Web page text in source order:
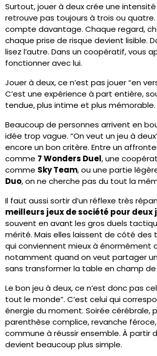
Surtout, jouer à deux crée une intensité
retrouve pas toujours à trois ou
compte davantage. Chaque regard,
chaque prise de risque devient lisible.
lisez l’autre. Dans un coopératif, vous
fonctionner avec lui.
Jouer à deux, ce n’est pas jouer “en
C’est une expérience à part entière,
tendue, plus intime et plus mémorable.
Beaucoup de personnes arrivent en
idée trop vague. “On veut un jeu à
encore un bon critère. Entre un
comme 7 Wonders Duel, une
comme Sky Team, ou une partie
Duo, on ne cherche pas du tout la
Il faut aussi sortir d’un réflexe très
meilleurs jeux de société pour deux
souvent en avant les gros duels
mérité. Mais elles laissent de côté
qui conviennent mieux à énormément
notamment quand on veut partager
sans transformer la table en champ
Le bon jeu à deux, ce n’est donc pas
tout le monde”. C’est celui qui
énergie du moment. Soirée cérébrale,
parenthèse complice, revanche
commune à réussir ensemble. À partir
devient beaucoup plus simple.